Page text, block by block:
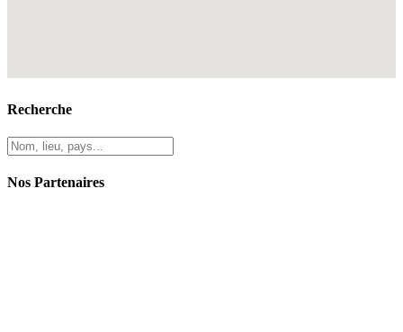
Recherche
Nos Partenaires